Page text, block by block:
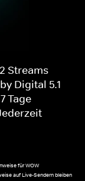
Streams
Digital 5.1
Tage
für WOW
auf Live-Sendern bleiben